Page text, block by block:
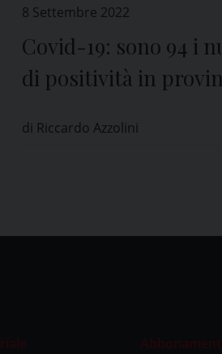
8 Settembre 2022
Covid-19: sono 94 i
di positività in
di Riccardo Azzolini